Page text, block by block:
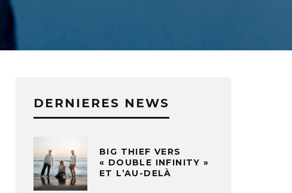
DERNIERES NEWS
BIG THIEF VERS
« DOUBLE INFINITY »
ET L’AU-DELÀ